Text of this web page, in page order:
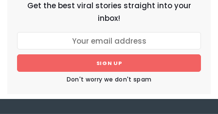
Get the best viral stories straight into your
inbox!
SIGN UP
Don't worry we don't spam